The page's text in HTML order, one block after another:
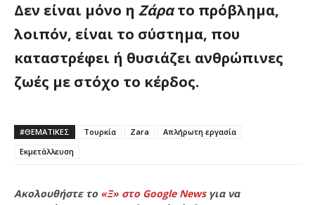
Δεν είναι μόνο η Ζάρατο πρόβλημα,
λοιπόν, είναι το σύστημα, που
καταστρέφει ή θυσιάζει ανθρώπινες
ζωές με στόχο το κέρδος.
#ΘΕΜΑΤΙΚΈΣ Τουρκία Zara
Απλήρωτη εργασία
Εκμετάλλευση
Ακολουθήστε το «Ξ» στο Google Newsγια να